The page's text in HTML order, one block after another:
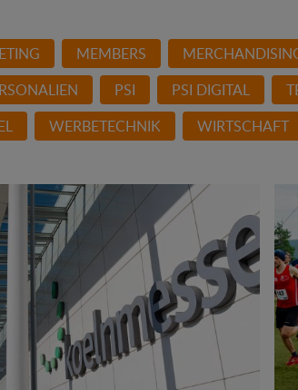
MEMBERS
PSI PSI DIGITAL
WERBETECHNIK WIRTSCHAFT